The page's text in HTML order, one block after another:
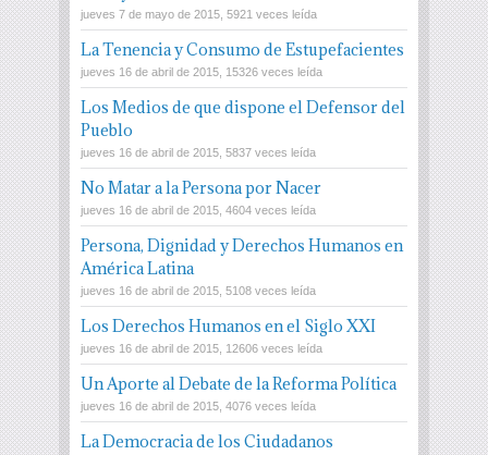
jueves 7 de mayo de 2015, 5921 veces leída
La Tenencia y Consumo de Estupefacientes
jueves 16 de abril de 2015, 15326 veces leída
Los Medios de que dispone el Defensor del
Pueblo
jueves 16 de abril de 2015, 5837 veces leída
No Matar a la Persona por Nacer
jueves 16 de abril de 2015, 4604 veces leída
Persona, Dignidad y Derechos Humanos en
América Latina
jueves 16 de abril de 2015, 5108 veces leída
Los Derechos Humanos en el Siglo XXI
jueves 16 de abril de 2015, 12606 veces leída
Un Aporte al Debate de la Reforma Política
jueves 16 de abril de 2015, 4076 veces leída
La Democracia de los Ciudadanos